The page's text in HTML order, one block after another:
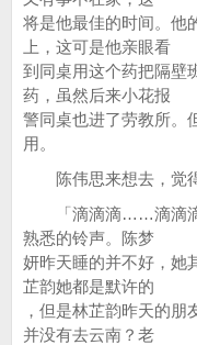
将是他最佳的时间。他
上，这可是他亲眼看
到同桌用这个药把隔壁
药，虽然后来小花报
警同桌也进了劳教所。
用。
陈伟思来想去，觉得
「滴滴滴……滴滴滴
熟悉的铃声。陈梦
妍昨天睡的并不好，她
芷韵她都是默许的
，但是林芷韵昨天的
并没有去云南？老